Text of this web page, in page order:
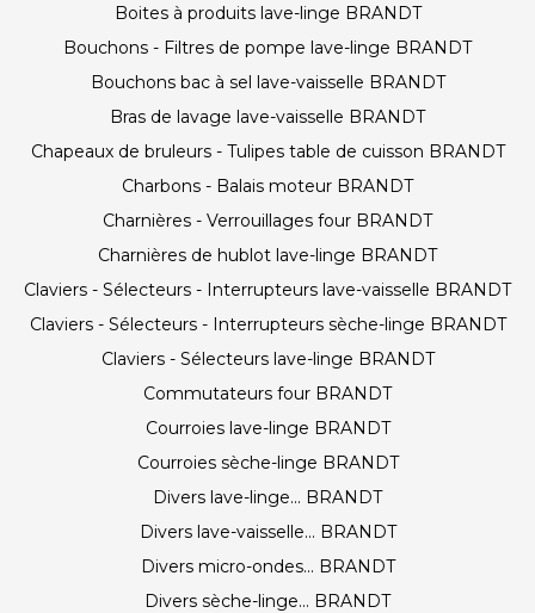
Boites à produits lave-linge BRANDT
Bouchons - Filtres de pompe lave-linge BRANDT
Bouchons bac à sel lave-vaisselle BRANDT
Bras de lavage lave-vaisselle BRANDT
Chapeaux de bruleurs - Tulipes table de cuisson BRANDT
Charbons - Balais moteur BRANDT
Charnières - Verrouillages four BRANDT
Charnières de hublot lave-linge BRANDT
Claviers - Sélecteurs - Interrupteurs lave-vaisselle BRANDT
Claviers - Sélecteurs - Interrupteurs sèche-linge BRANDT
Claviers - Sélecteurs lave-linge BRANDT
Commutateurs four BRANDT
Courroies lave-linge BRANDT
Courroies sèche-linge BRANDT
Divers lave-linge... BRANDT
Divers lave-vaisselle... BRANDT
Divers micro-ondes... BRANDT
Divers sèche-linge... BRANDT